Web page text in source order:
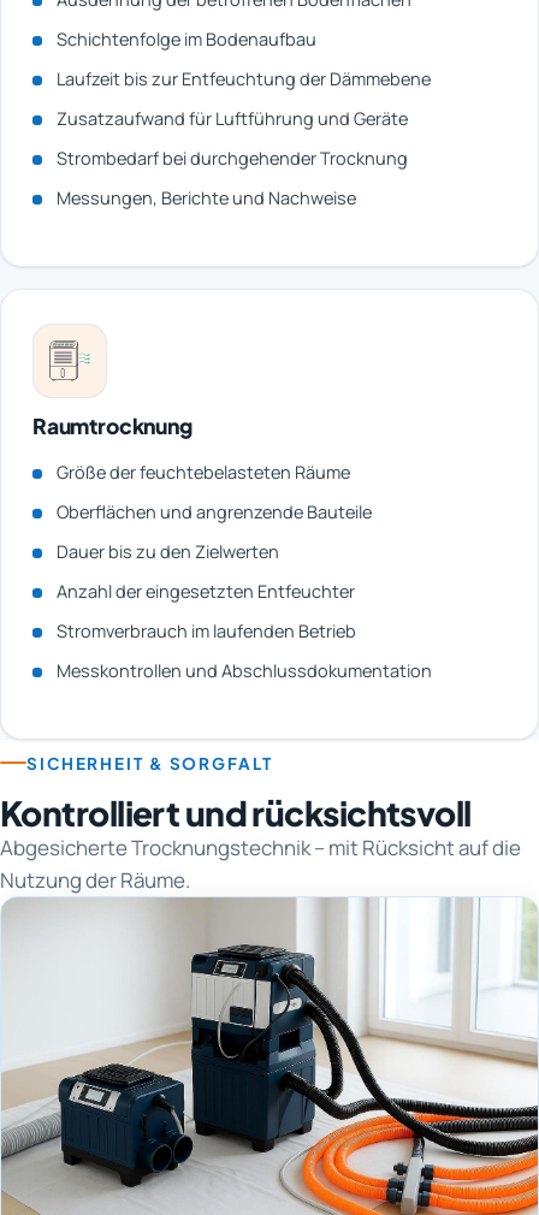
Schichtenfolge im Bodenaufbau
Laufzeit bis zur Entfeuchtung der Dämmebene
Zusatzaufwand für Luftführung und Geräte
Strombedarf bei durchgehender Trocknung
Messungen, Berichte und Nachweise
Raumtrocknung
Größe der feuchtebelasteten Räume
Oberflächen und angrenzende Bauteile
Dauer bis zu den Zielwerten
Anzahl der eingesetzten Entfeuchter
Stromverbrauch im laufenden Betrieb
Messkontrollen und Abschlussdokumentation
SICHERHEIT & SORGFALT
Kontrolliert und rücksichtsvoll
Abgesicherte Trocknungstechnik – mit Rücksicht auf die
Nutzung der Räume.